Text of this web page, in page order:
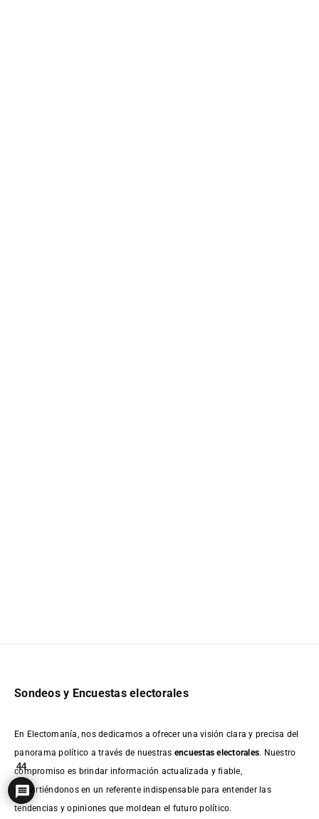
Sondeos y Encuestas electorales
En Electomanía, nos dedicamos a ofrecer una visión clara y precisa del
panorama político a través de nuestras encuestas electorales. Nuestro
compromiso es brindar información actualizada y fiable,
convirtiéndonos en un referente indispensable para entender las
tendencias y opiniones que moldean el futuro político.
44